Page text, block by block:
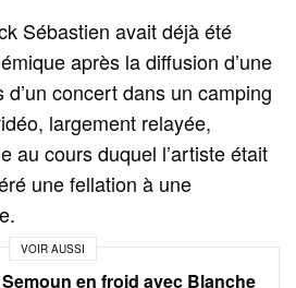
Sébastien avait déjà été
après la diffusion d’une
concert dans un camping
largement relayée,
au cours duquel l’artiste était
une fellation à une
VOIR AUSSI
en froid avec Blanche